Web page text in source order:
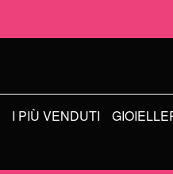
I PIÙ VENDUTI